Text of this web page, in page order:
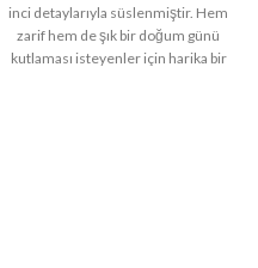
inci detaylarıyla süslenmiştir. Hem
zarif hem de şık bir doğum günü
kutlaması isteyenler için harika bir